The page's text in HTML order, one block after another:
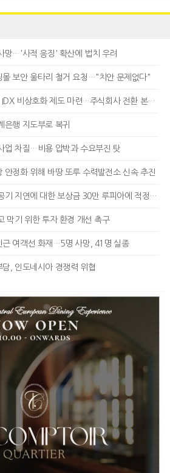
망…'사적 응징' 확산에 법치 우려
몰 보안 울타리 철거 요청…"치안 문제없다"
비상호화 제도 마련…주식회사 전환 본격화
은행 지도부로 복귀
업 차질…비용 압박과 수요부진 탓
안정화 위해 바땅 또루 수력발전소 신속 추진
지연에 대한 보상금 30만 루피아에 적정성 제기
막기 위한 투자 환경 개선 촉구
근 여객선 화재…5명 사망, 41명 실종
, 인도네시아 경쟁력 위협